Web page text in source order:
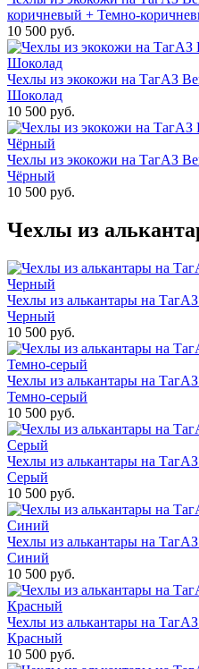
коричневый + Темно-
10 500 руб.
Чехлы из экокожи на ТагАЗ
Шоколад
10 500 руб.
Чехлы из экокожи на ТагАЗ
Чёрный
10 500 руб.
Чехлы из
Чехлы из алькантары на
Черный
10 500 руб.
Чехлы из алькантары на
Темно-серый
10 500 руб.
Чехлы из алькантары на
Серый
10 500 руб.
Чехлы из алькантары на
Синий
10 500 руб.
Чехлы из алькантары на
Красный
10 500 руб.